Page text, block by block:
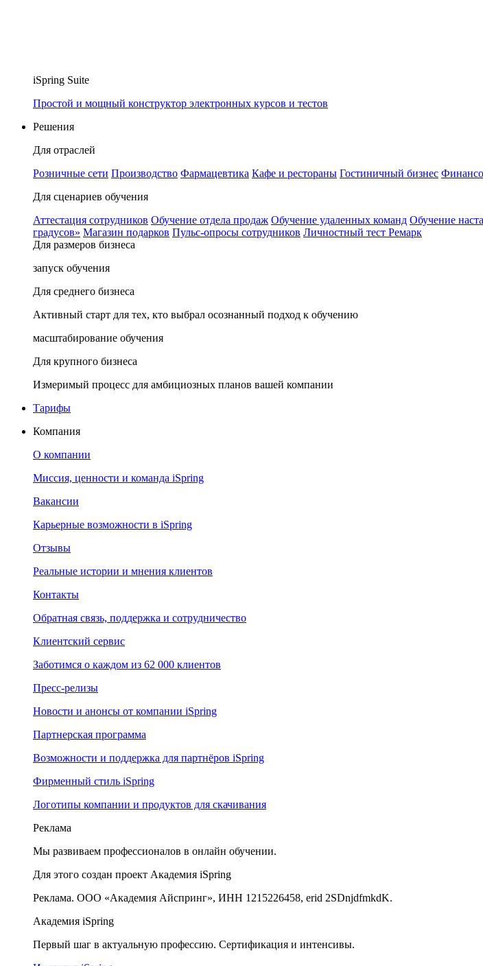
iSpring Suite
Простой и мощный конструктор электронных курсов и тестов
Решения
Для отраслей
Розничные сети Производство Фармацевтика Кафе и рестораны Гостиничный бизнес
Для сценариев обучения
Аттестация сотрудников Обучение отдела продаж Обучение удаленных команд Обучение
градусов» Магазин подарков Пульс-опросы сотрудников Личностный тест Ремарк
Для размеров бизнеса
запуск обучения
Для среднего бизнеса
Активный старт для тех, кто выбрал осознанный подход к обучению
масштабирование обучения
Для крупного бизнеса
Измеримый процесс для амбициозных планов вашей компании
Тарифы
Компания
О компании
Миссия, ценности и команда iSpring
Вакансии
Карьерные возможности в iSpring
Отзывы
Реальные истории и мнения клиентов
Контакты
Обратная связь, поддержка и сотрудничество
Клиентский сервис
Заботимся о каждом из 62 000 клиентов
Пресс-релизы
Новости и анонсы от компании iSpring
Партнерская программа
Возможности и поддержка для партнёров iSpring
Фирменный стиль iSpring
Логотипы компании и продуктов для скачивания
Реклама
Мы развиваем профессионалов в онлайн обучении.
Для этого создан проект Академия iSpring
Реклама. ООО «Академия Айспринг», ИНН 1215226458, erid 2SDnjdfmkdK.
Академия iSpring
Первый шаг в актуальную профессию. Сертификация и интенсивы.